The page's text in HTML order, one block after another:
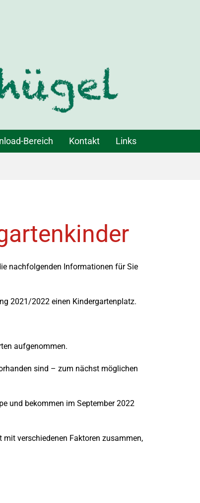
Bereich Kontakt Links
nachfolgenden Informationen für Sie
2021/2022 einen Kindergartenplatz.
aufgenommen.
sind – zum nächst möglichen
und bekommen im September 2022
verschiedenen Faktoren zusammen,